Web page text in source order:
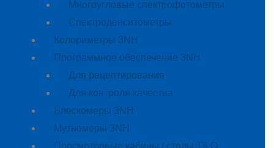
Многоугловые спектрофотометры
Спектроденситометры
Колориметры 3NH
Программное обеспечение 3NH
Для рецептирования
Для контроля качества
Блескомеры 3NH
Мутномеры 3NH
Просмотровые кабины / столы TILO